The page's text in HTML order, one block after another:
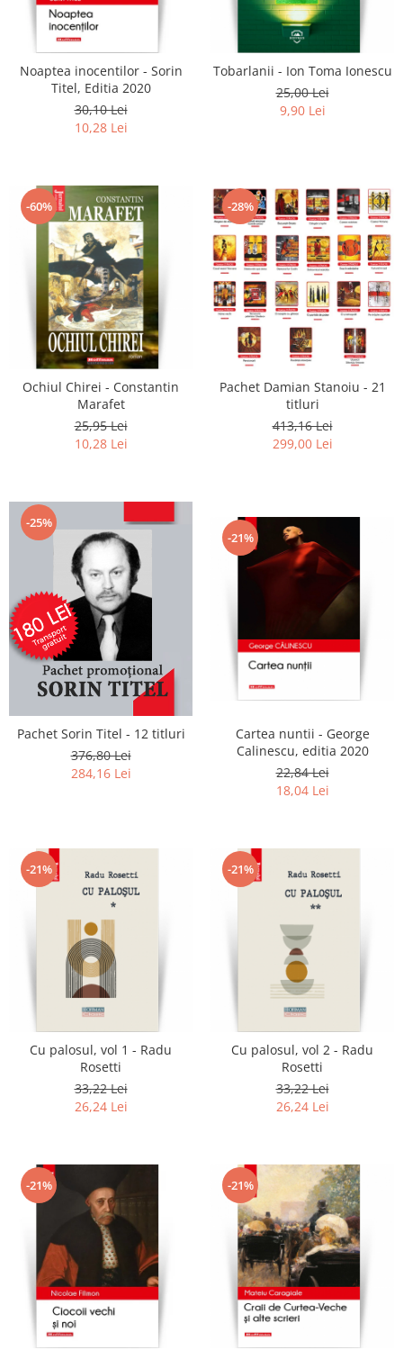
Literatura
Contemporana
Moderna
Calatorii
Memorii
Publicistica / Reportaje / Interviuri
Stiinte umaniste
Istorie
Sociologie si filozofie
Noaptea inocentilor - Sorin
Titel, Editia 2020
30,10 Lei
10,28 Lei
Tobarlanii - Ion Toma Ionescu
25,00 Lei
9,90 Lei
-60%
Ochiul Chirei - Constantin
Marafet
25,95 Lei
10,28 Lei
-28%
Pachet Damian Stanoiu - 21
titluri
413,16 Lei
299,00 Lei
-25%
Pachet Sorin Titel - 12 titluri
376,80 Lei
284,16 Lei
-21%
Cartea nuntii - George
Calinescu, editia 2020
22,84 Lei
18,04 Lei
-21%
Cu palosul, vol 1 - Radu
Rosetti
33,22 Lei
26,24 Lei
-21%
Cu palosul, vol 2 - Radu
Rosetti
33,22 Lei
26,24 Lei
-21% -21%